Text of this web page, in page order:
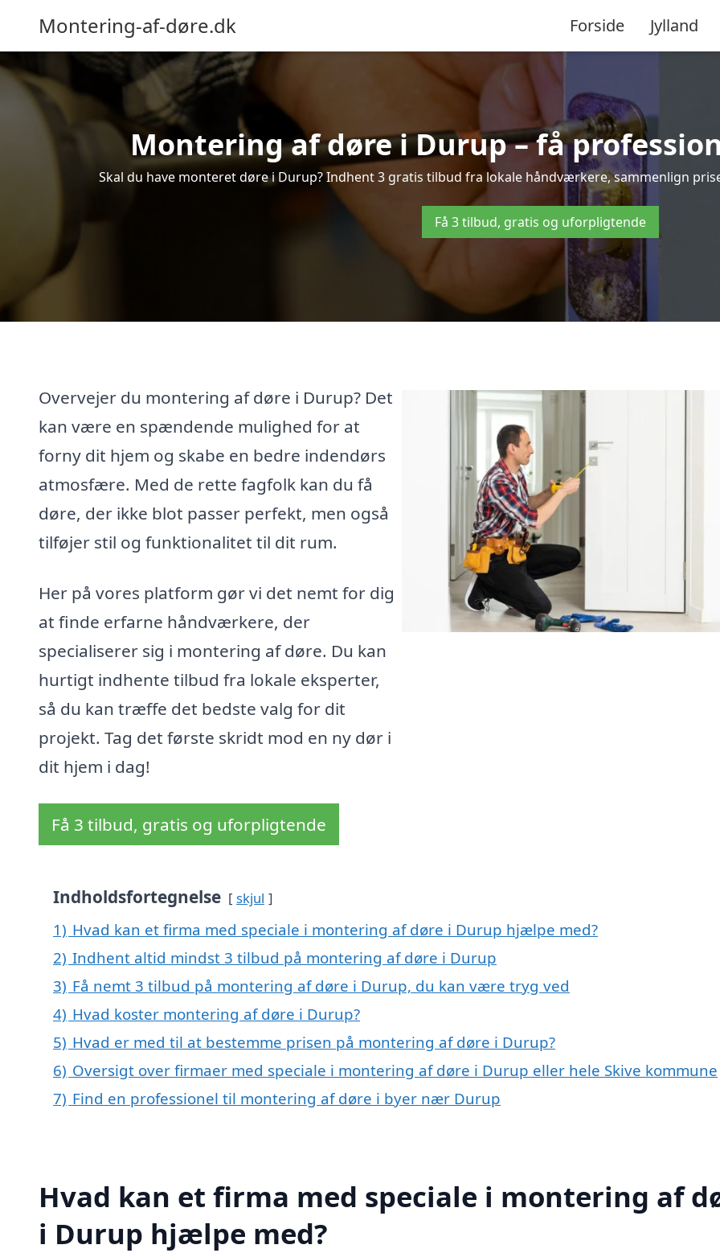
Montering-af-døre.dk Forside Jylland
Montering af døre i Durup – få
Skal du have monteret døre i Durup? Indhent 3 gratis tilbud fra lokale håndværkere, sammenlign
Få 3 tilbud, gratis og uforpligtende
Overvejer du montering af døre i Durup? Det
kan være en spændende mulighed for at
forny dit hjem og skabe en bedre indendørs
atmosfære. Med de rette fagfolk kan du få
døre, der ikke blot passer perfekt, men også
tilføjer stil og funktionalitet til dit rum.
Her på vores platform gør vi det nemt for dig
at finde erfarne håndværkere, der
specialiserer sig i montering af døre. Du kan
hurtigt indhente tilbud fra lokale eksperter,
så du kan træffe det bedste valg for dit
projekt. Tag det første skridt mod en ny dør i
dit hjem i dag!
Få 3 tilbud, gratis og uforpligtende
Indholdsfortegnelse skjul
1) Hvad kan et firma med speciale i montering af døre i Durup hjælpe med?
2) Indhent altid mindst 3 tilbud på montering af døre i Durup
3) Få nemt 3 tilbud på montering af døre i Durup, du kan være tryg ved
4) Hvad koster montering af døre i Durup?
5) Hvad er med til at bestemme prisen på montering af døre i Durup?
6) Oversigt over firmaer med speciale i montering af døre i Durup eller hele Skive kommune
7) Find en professionel til montering af døre i byer nær Durup
Hvad kan et firma med speciale i montering af
i Durup hjælpe med?